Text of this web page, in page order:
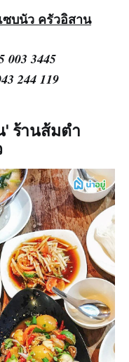
บนัว ครัวอิสาน
003 3445
244 119
' ร้านส้มตำ